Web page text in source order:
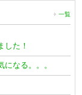
一覧
した！
なる。。。